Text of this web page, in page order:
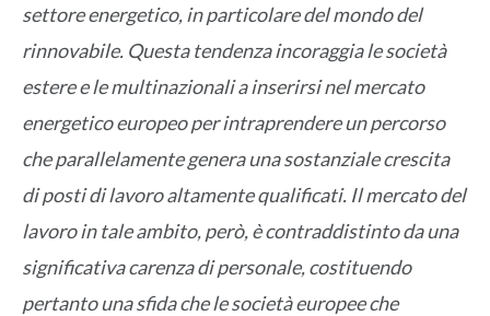
settore energetico, in particolare del mondo del
rinnovabile. Questa tendenza incoraggia le società
estere e le multinazionali a inserirsi nel mercato
energetico europeo per intraprendere un percorso
che parallelamente genera una sostanziale crescita
di posti di lavoro altamente qualificati. Il mercato del
lavoro in tale ambito, però, è contraddistinto da una
significativa carenza di personale, costituendo
pertanto una sfida che le società europee che